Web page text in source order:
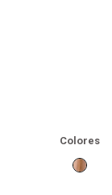
Colores